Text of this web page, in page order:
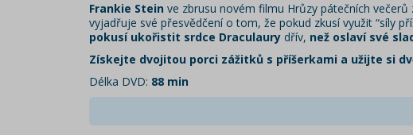
Frankie Stein ve zbrusu novém filmu Hrůzy pátečních
vyjadřuje své přesvědčení o tom, že pokud zkusí využit “síly
pokusí ukořistit srdce Draculaury dřív, než oslaví své
Získejte dvojitou porci zážitků s příšerkami a užijte si
Délka DVD: 88 min